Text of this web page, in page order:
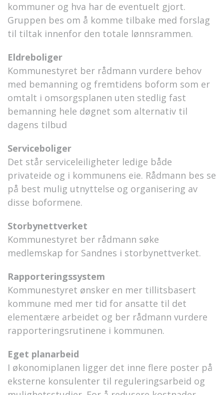
kommuner og hva har de eventuelt gjort.
Gruppen bes om å komme tilbake med forslag
til tiltak innenfor den totale lønnsrammen.
Eldreboliger
Kommunestyret ber rådmann vurdere behov
med bemanning og fremtidens boform som er
omtalt i omsorgsplanen uten stedlig fast
bemanning hele døgnet som alternativ til
dagens tilbud
Serviceboliger
Det står serviceleiligheter ledige både
privateide og i kommunens eie. Rådmann bes se
på best mulig utnyttelse og organisering av
disse boformene.
Storbynettverket
Kommunestyret ber rådmann søke
medlemskap for Sandnes i storbynettverket.
Rapporteringssystem
Kommunestyret ønsker en mer tillitsbasert
kommune med mer tid for ansatte til det
elementære arbeidet og ber rådmann vurdere
rapporteringsrutinene i kommunen.
Eget planarbeid
I økonomiplanen ligger det inne flere poster på
eksterne konsulenter til reguleringsarbeid og